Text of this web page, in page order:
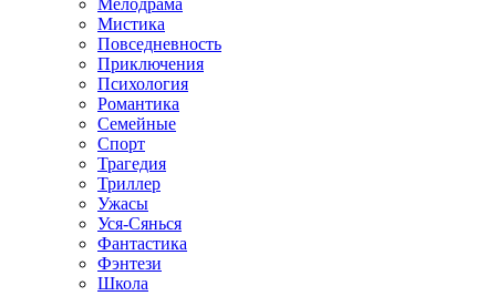
Мелодрама
Мистика
Повседневность
Приключения
Психология
Романтика
Семейные
Спорт
Трагедия
Триллер
Ужасы
Уся-Сянься
Фантастика
Фэнтези
Школа